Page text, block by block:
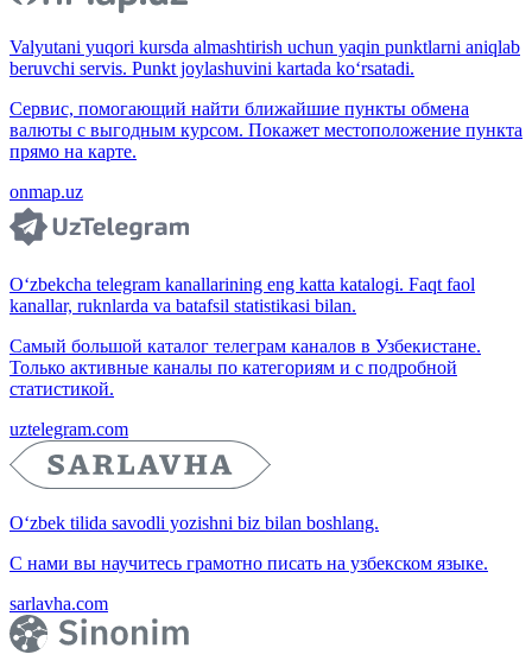
Valyutani yuqori kursda almashtirish uchun yaqin punktlarni aniqlab
beruvchi servis. Punkt joylashuvini kartada ko‘rsatadi.
Сервис, помогающий найти ближайшие пункты обмена
валюты с выгодным курсом. Покажет местоположение пункта
прямо на карте.
onmap.uz
O‘zbekcha telegram kanallarining eng katta katalogi. Faqt faol
kanallar, ruknlarda va batafsil statistikasi bilan.
Самый большой каталог телеграм каналов в Узбекистане.
Только активные каналы по категориям и с подробной
статистикой.
uztelegram.com
O‘zbek tilida savodli yozishni biz bilan boshlang.
С нами вы научитесь грамотно писать на узбекском языке.
sarlavha.com